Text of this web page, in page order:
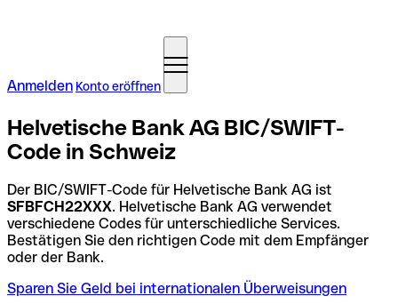
Anmelden Konto eröffnen
Helvetische Bank AG BIC/SWIFT-
Code in Schweiz
Der BIC/SWIFT-Code für Helvetische Bank AG ist
SFBFCH22XXX. Helvetische Bank AG verwendet
verschiedene Codes für unterschiedliche Services.
Bestätigen Sie den richtigen Code mit dem Empfänger
oder der Bank.
Sparen Sie Geld bei internationalen Überweisungen